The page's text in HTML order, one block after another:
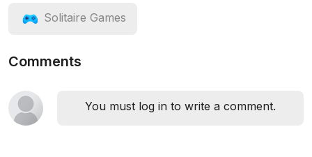
Solitaire Games
Comments
You must log in to write a comment.